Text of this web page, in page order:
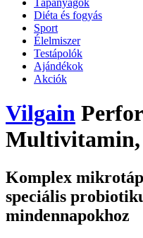
Tápanyagok
Diéta és fogyás
Sport
Élelmiszer
Testápolók
Ajándékok
Akciók
Vilgain
Multivitamin,
Komplex
speciális
mindennapokhoz